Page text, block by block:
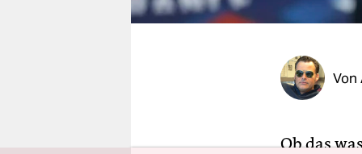
abo
Von
Ob das